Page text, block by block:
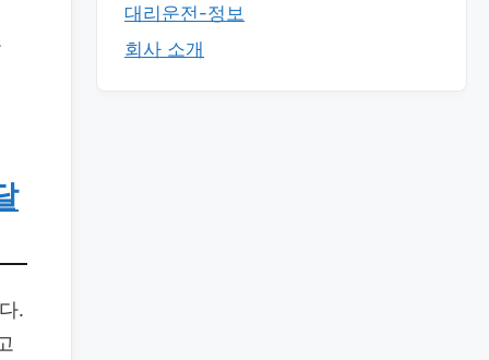
.
대리운전-정보
회사 소개